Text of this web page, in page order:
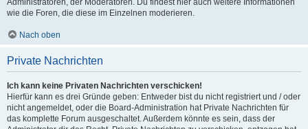
Administratoren, der Moderatoren. Du findest hier auch weitere Informationen
wie die Foren, die diese im Einzelnen moderieren.
Nach oben
Private Nachrichten
Ich kann keine Privaten Nachrichten verschicken!
Hierfür kann es drei Gründe geben: Entweder bist du nicht registriert und / oder
nicht angemeldet, oder die Board-Administration hat Private Nachrichten für
das komplette Forum ausgeschaltet. Außerdem könnte es sein, dass der